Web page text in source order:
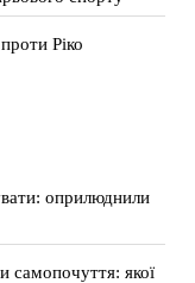
Ріко
оприлюднили
самопочуття: якої